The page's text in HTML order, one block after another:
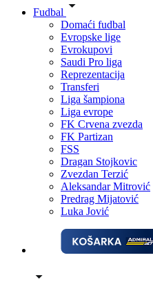
Fudbal
Domaći fudbal
Evropske lige
Evrokupovi
Saudi Pro liga
Reprezentacija
Transferi
Liga šampiona
Liga evrope
FK Crvena zvezda
FK Partizan
FSS
Dragan Stojkovic
Zvezdan Terzić
Aleksandar Mitrović
Predrag Mijatović
Luka Jović